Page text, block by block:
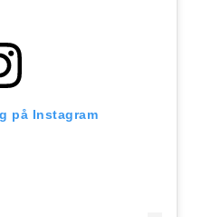
på Instagram